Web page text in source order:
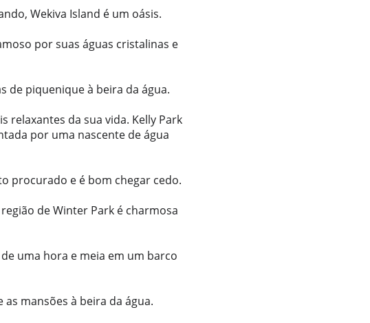
Wekiva Island é um oásis.
por suas águas cristalinas e
de piquenique à beira da água.
relaxantes da sua vida. Kelly Park
por uma nascente de água
procurado e é bom chegar cedo.
de Winter Park é charmosa
uma hora e meia em um barco
mansões à beira da água.